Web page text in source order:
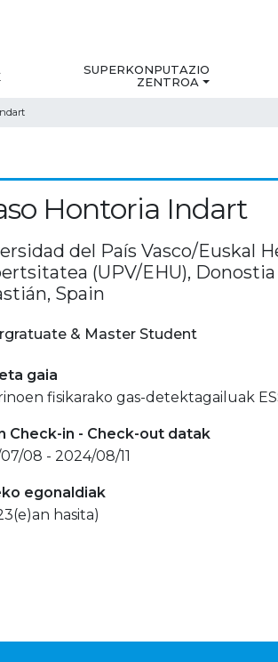
SUPERKONPUTAZIO
ZENTROA
Hontoria Indart
del País Vasco/Euskal
(UPV/EHU), Donostia
Spain
& Master Student
gaia
fisikarako gas-detektagailuak
Check-in - Check-out datak
08 - 2024/08/11
egonaldiak
hasita)